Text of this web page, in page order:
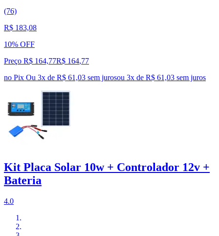
(76)
R$ 183,08
10% OFF
Preço R$ 164,77R$ 164,77
no Pix Ou 3x de R$ 61,03 sem jurosou 3x de R$ 61,03 sem juros
Kit Placa Solar 10w + Controlador 12v +
Bateria
4.0